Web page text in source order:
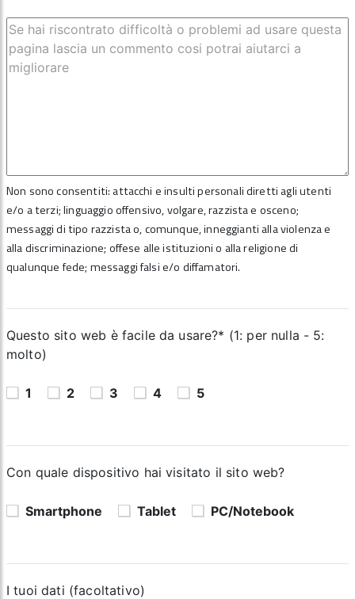
Non sono consentiti: attacchi e insulti personali diretti agli utenti
e/o a terzi; linguaggio offensivo, volgare, razzista e osceno;
messaggi di tipo razzista o, comunque, inneggianti alla violenza e
alla discriminazione; offese alle istituzioni o alla religione di
qualunque fede; messaggi falsi e/o diffamatori.
Questo sito web è facile da usare?* (1: per nulla - 5:
molto)
1 2 3 4 5
Con quale dispositivo hai visitato il sito web?
Smartphone Tablet PC/Notebook
I tuoi dati (facoltativo)